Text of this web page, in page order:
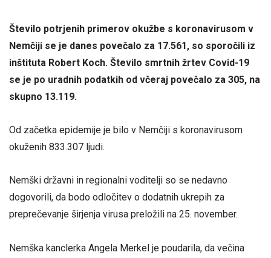
Število potrjenih primerov okužbe s koronavirusom v
Nemčiji se je danes povečalo za 17.561, so sporočili iz
inštituta Robert Koch. Število smrtnih žrtev Covid-19
se je po uradnih podatkih od včeraj povečalo za 305, na
skupno 13.119.
Od začetka epidemije je bilo v Nemčiji s koronavirusom
okuženih 833.307 ljudi.
Nemški državni in regionalni voditelji so se nedavno
dogovorili, da bodo odločitev o dodatnih ukrepih za
preprečevanje širjenja virusa preložili na 25. november.
Nemška kanclerka Angela Merkel je poudarila, da večina